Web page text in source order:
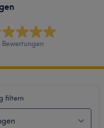
Bewertungen
filtern